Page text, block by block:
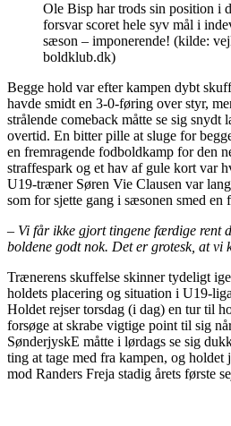
Ole Bisp har trods sin position i
forsvar scoret hele syv mål i
sæson – imponerende! (kilde:
boldklub.dk)
Begge hold var efter kampen dybt
havde smidt en 3-0-føring over styr,
strålende comeback måtte se sig snydt
overtid. En bitter pille at sluge for
en fremragende fodboldkamp for den
straffespark og et hav af gule kort var
U19-træner Søren Vie Clausen var
som for sjette gang i sæsonen smed en
– Vi får ikke gjort tingene færdige rent
boldene godt nok. Det er grotesk, at vi
Trænerens skuffelse skinner tydeligt
holdets placering og situation i U19-
Holdet rejser torsdag (i dag) en tur til
forsøge at skrabe vigtige point til sig
SønderjyskE måtte i lørdags se sig
ting at tage med fra kampen, og
mod Randers Freja stadig årets første